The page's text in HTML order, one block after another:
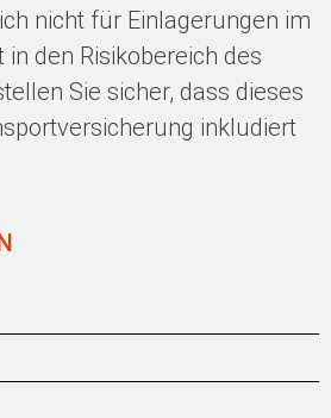
nicht für Einlagerungen im
den Risikobereich des
Sie sicher, dass dieses
inkludiert